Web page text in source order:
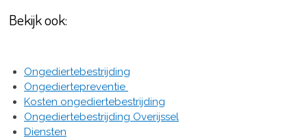
Bekijk ook:
Ongediertebestrijding
Ongediertepreventie
Kosten ongediertebestrijding
Ongediertebestrijding Overijssel
Diensten